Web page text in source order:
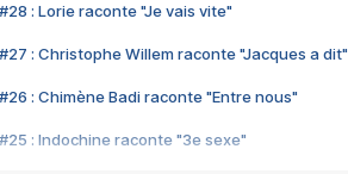
#28 : Lorie raconte "Je vais vite"
#27 : Christophe Willem raconte "Jacques a dit"
#26 : Chimène Badi raconte "Entre nous"
#25 : Indochine raconte "3e sexe"